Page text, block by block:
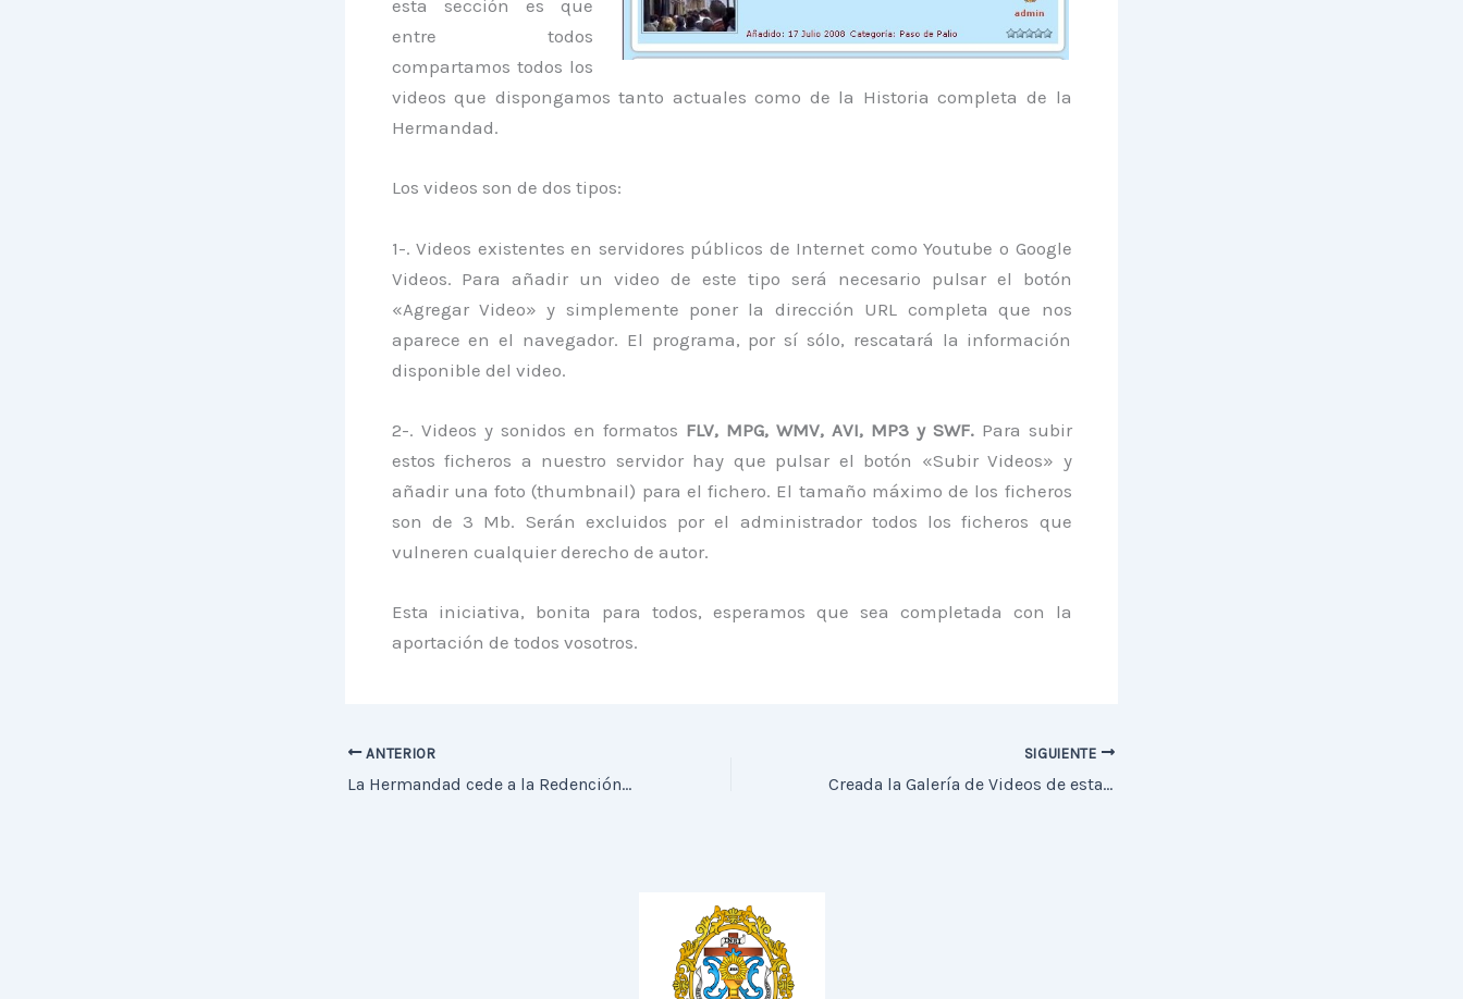
esta sección es que
entre todos
compartamos todos los
videos que dispongamos tanto actuales como de la Historia completa de la
Hermandad.
Los videos son de dos tipos:
1-. Videos existentes en servidores públicos de Internet como Youtube o Google
Videos. Para añadir un video de este tipo será necesario pulsar el botón
«Agregar Video» y simplemente poner la dirección URL completa que nos
aparece en el navegador. El programa, por sí sólo, rescatará la información
disponible del video.
2-. Videos y sonidos en formatos FLV, MPG, WMV, AVI, MP3 y SWF. Para subir
estos ficheros a nuestro servidor hay que pulsar el botón «Subir Videos» y
añadir una foto (thumbnail) para el fichero. El tamaño máximo de los ficheros
son de 3 Mb. Serán excluidos por el administrador todos los ficheros que
vulneren cualquier derecho de autor.
Esta iniciativa, bonita para todos, esperamos que sea completada con la
aportación de todos vosotros.
ANTERIOR
La Hermandad cede a la Redención el Paso del Stmo. Cristo de la Sed
SIGUIENTE
Creada la Galería de Videos de esta Web